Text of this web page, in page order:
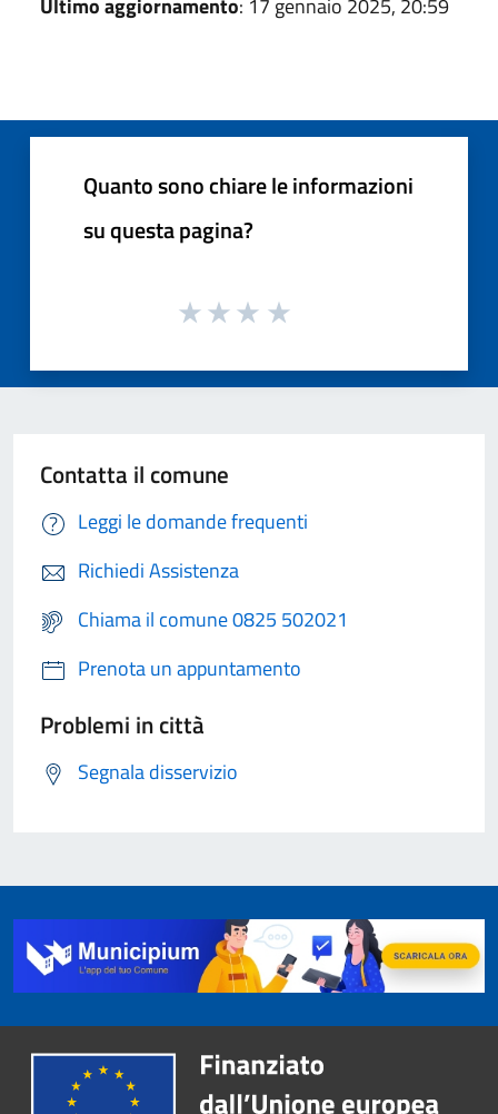
Quanto sono chiare le informazioni
su questa pagina?
Contatta il comune
Leggi le domande frequenti
Richiedi Assistenza
Chiama il comune 0825 502021
Prenota un appuntamento
Problemi in città
Segnala disservizio